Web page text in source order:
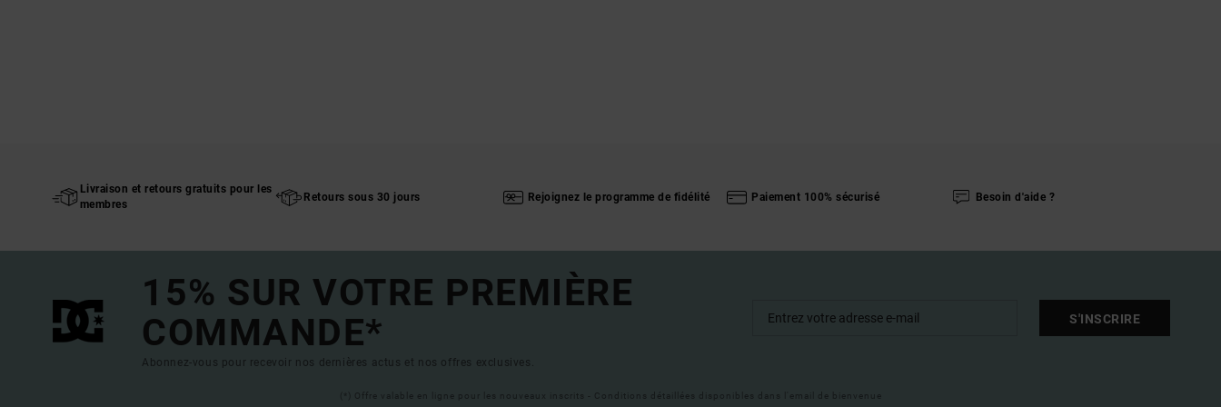
Livraison et retours gratuits pour les
membres
Retours sous 30 jours Rejoignez le programme de fidélité Paiement 100% sécurisé Besoin d'aide ?
15% SUR VOTRE PREMIÈRE
COMMANDE*
Abonnez-vous pour recevoir nos dernières actus et nos offres exclusives.
S'INSCRIRE
(*) Offre valable en ligne pour les nouveaux inscrits - Conditions détaillées disponibles dans l'email de bienvenue